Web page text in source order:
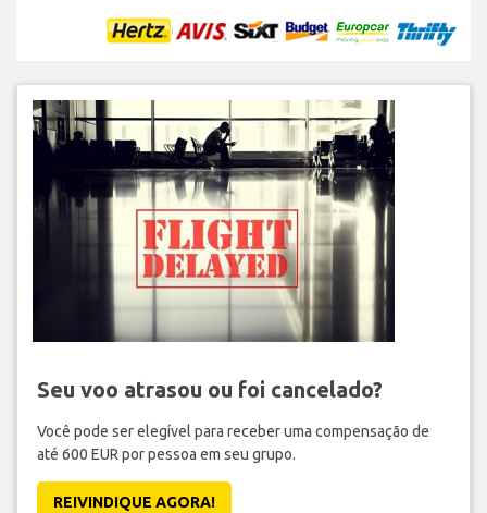
Seu voo atrasou ou foi cancelado?
Você pode ser elegível para receber uma compensação de
até 600 EUR por pessoa em seu grupo.
REIVINDIQUE AGORA!